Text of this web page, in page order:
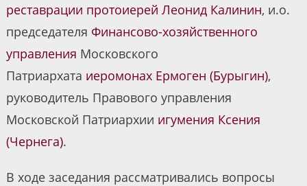
реставрации протоиерей Леонид Калинин, и.о.
председателя Финансово-хозяйственного
управления Московского
Патриархата иеромонах Ермоген (Бурыгин),
руководитель Правового управления
Московской Патриархии игумения Ксения
(Чернега).
В ходе заседания рассматривались вопросы